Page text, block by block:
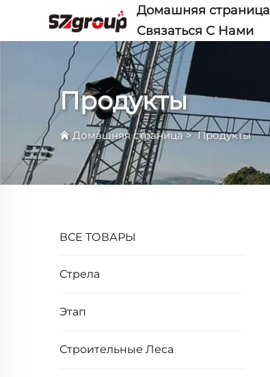
Домашняя страница
Связаться С Нами
Продукты
Домашняя страница>Продукты
ВСЕ ТОВАРЫ
Стрела
Этап
Строительные Леса